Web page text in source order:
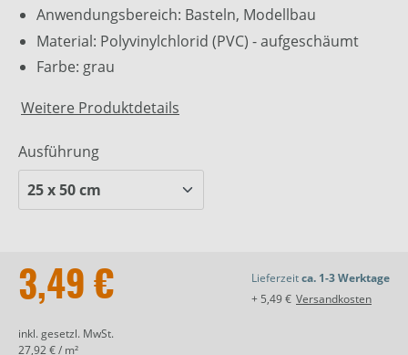
Anwendungsbereich: Basteln, Modellbau
Material: Polyvinylchlorid (PVC) - aufgeschäumt
Farbe: grau
Weitere Produktdetails
Ausführung
3,49 €
inkl. gesetzl. MwSt.
27,92 € / m²
Lieferzeitca. 1-3 Werktage
+ 5,49 € Versandkosten